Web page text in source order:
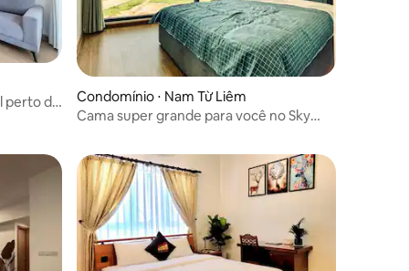
perto de
Condomínio ⋅ Nam Từ Liêm
Cama super grande para você no Sky